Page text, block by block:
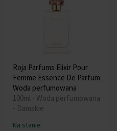
Roja Parfums Elixir Pour
Femme Essence De Parfum
Woda perfumowana
100ml - Woda perfumowana
- Damskie
Na stanie